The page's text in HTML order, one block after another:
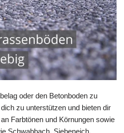
oder den Betonboden zu
zu unterstützen und bieten dir
Farbtönen und Körnungen sowie